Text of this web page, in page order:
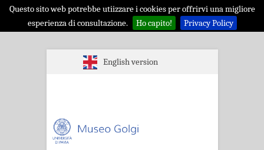
Questo sito web potrebbe utiizzare i cookies per offrirvi una migliore
esperienza di consultazione.
Ho capito! Privacy Policy
English version